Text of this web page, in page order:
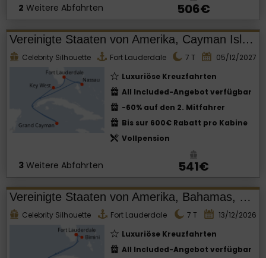
2 Weitere Abfahrten 506€
Vereinigte Staaten von Amerika, Cayman Islands, Bahamas
Celebrity Silhouette Fort Lauderdale 7 T
05/12/2027
Luxuriöse Kreuzfahrten
All Included-Angebot verfügbar
-60% auf den 2. Mitfahrer
Bis sur 600€ Rabatt pro Kabine
Vollpension
3 Weitere Abfahrten 541€
Vereinigte Staaten von Amerika, Bahamas, Mexiko, Cayman Islands
Celebrity Silhouette Fort Lauderdale 7 T
13/12/2026
Luxuriöse Kreuzfahrten
All Included-Angebot verfügbar